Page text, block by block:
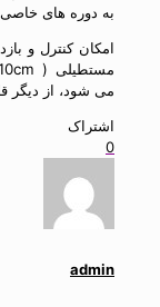
به دوره های خاصی
امکان کنترل و
می شود، از دیگر
اشتراک
0
admin